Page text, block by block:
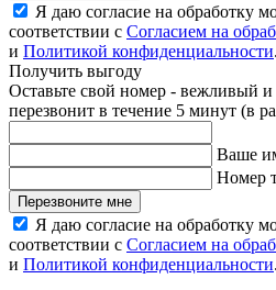
Я даю согласие на обработку
соответствии с Согласием на
и Политикой конфиденциальности.
Получить выгоду
Оставьте свой номер - вежливый
перезвонит в течение 5 минут (в
Ваше
Номер
Перезвоните мне
Я даю согласие на обработку
соответствии с Согласием на
и Политикой конфиденциальности.